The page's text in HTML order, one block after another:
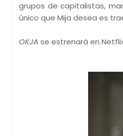
grupos de capitalistas,
único que Mija desea es
OKJA se estrenará en